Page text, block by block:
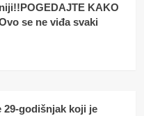
KAKO
se ne viđa svaki
godišnjak koji je